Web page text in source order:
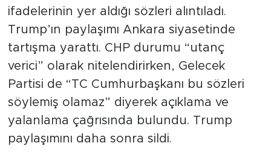
ifadelerinin yer aldığı sözleri alıntıladı.
Trump’ın paylaşımı Ankara siyasetinde
tartışma yarattı. CHP durumu “utanç
verici” olarak nitelendirirken, Gelecek
Partisi de “TC Cumhurbaşkanı bu sözleri
söylemiş olamaz” diyerek açıklama ve
yalanlama çağrısında bulundu. Trump
paylaşımını daha sonra sildi.
TARİHTEN GÜNÜMÜZE
TARİH
KADIN
SAĞLIK